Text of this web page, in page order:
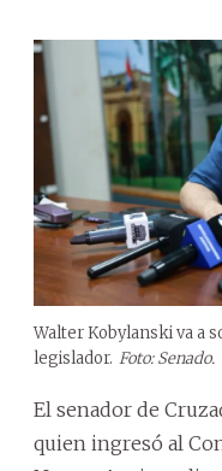
Walter Kobylanski va a
legislador. Foto: Senado.
El senador de
quien ingresó al